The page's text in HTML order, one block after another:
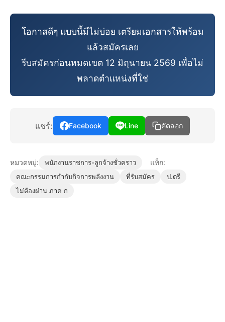
โอกาสดีๆ แบบนี้มีไม่บ่อย เตรียมเอกสารให้พร้อม
แล้วสมัครเลย
รีบสมัครก่อนหมดเขต 12 มิถุนายน 2569 เพื่อไม่
พลาดตำแหน่งที่ใช่
แชร์: Facebook Line คัดลอก
หมวดหมู่: พนักงานราชการ-ลูกจ้างชั่วคราว แท็ก:
คณะกรรมการกำกับกิจการพลังงาน ที่รับสมัคร
ป.ตรี
ไม่ต้องผ่าน ภาค ก